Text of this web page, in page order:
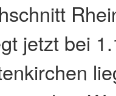
jetzt bei